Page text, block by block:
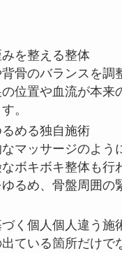
を整える整体
骨のバランスを調
位置や血流が本来
。
める独自施術
マッサージのよう
なボキボキ整体も行
るめ、骨盤周囲の
く個人個人違う施
ている箇所だけで